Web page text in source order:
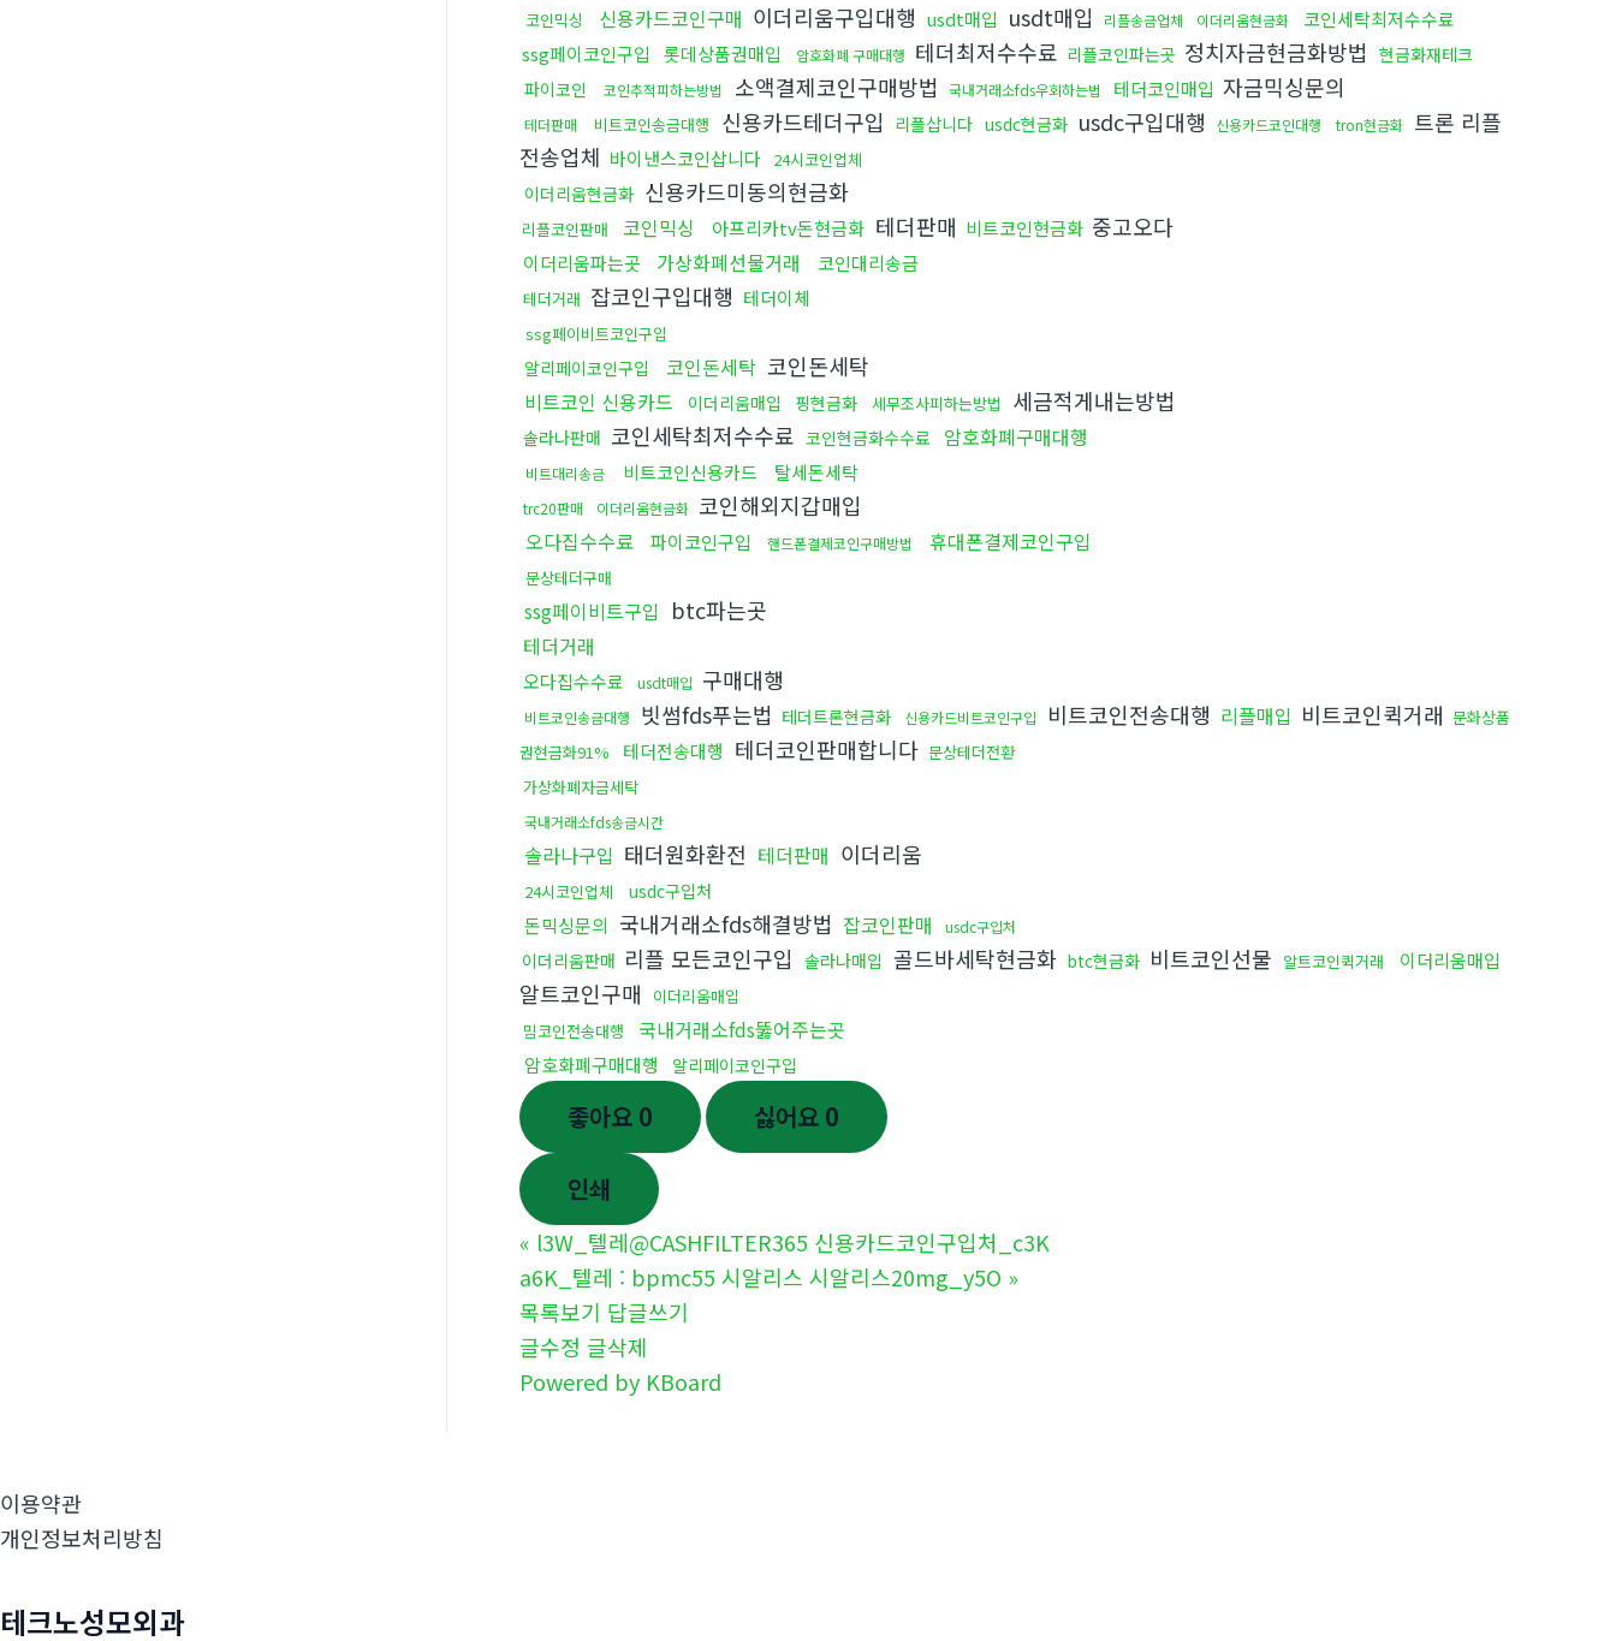
코인믹싱
신용카드코인구매 이더리움구입대행 usdt매입 usdt매입 리플송금업체 이더리움현금화
코인세탁최저수수료
ssg페이코인구입
롯데상품권매입 암호화폐 구매대행 테더최저수수료 리플코인파는곳 정치자금현금화방법 현금화재테크
파이코인
코인추적피하는방법 소액결제코인구매방법 국내거래소fds우회하는법 테더코인매입 자금믹싱문의
테더판매 비트코인송금대행 신용카드테더구입 리플삽니다 usdc현금화 usdc구입대행 신용카드코인대행 tron현금화 트론 리플
전송업체 바이낸스코인삽니다 24시코인업체
이더리움현금화 신용카드미동의현금화
리플코인판매 코인믹싱 아프리카tv돈현금화 테더판매 비트코인현금화 중고오다
이더리움파는곳 가상화폐선물거래 코인대리송금
테더거래 잡코인구입대행 테더이체
ssg페이비트코인구입
알리페이코인구입 코인돈세탁 코인돈세탁
비트코인 신용카드 이더리움매입 핑현금화 세무조사피하는방법 세금적게내는방법
솔라나판매 코인세탁최저수수료 코인현금화수수료 암호화폐구매대행
비트대리송금 비트코인신용카드 탈세돈세탁
trc20판매 이더리움현금화 코인해외지갑매입
오다집수수료 파이코인구입 핸드폰결제코인구매방법 휴대폰결제코인구입
문상테더구매
ssg페이비트구입 btc파는곳
테더거래
오다집수수료 usdt매입 구매대행
비트코인송금대행 빗썸fds푸는법 테더트론현금화 신용카드비트코인구입 비트코인전송대행 리플매입 비트코인퀵거래 문화상품
권현금화91%
테더전송대행 테더코인판매합니다 문상테더전환
가상화폐자금세탁
국내거래소fds송금시간
솔라나구입 태더원화환전 테더판매 이더리움
24시코인업체 usdc구입처
돈믹싱문의 국내거래소fds해결방법 잡코인판매 usdc구입처
이더리움판매 리플 모든코인구입 솔라나매입 골드바세탁현금화 btc현금화 비트코인선물 알트코인퀵거래 이더리움매입
알트코인구매
이더리움매입
밈코인전송대행
국내거래소fds뚫어주는곳
암호화폐구매대행 알리페이코인구입
좋아요 0 싫어요 0
인쇄
« l3W_텔레@CASHFILTER365 신용카드코인구입처_c3K
a6K_텔레 : bpmc55 시알리스 시알리스20mg_y5O »
목록보기 답글쓰기
글수정 글삭제
Powered by KBoard
이용약관
개인정보처리방침
테크노성모외과